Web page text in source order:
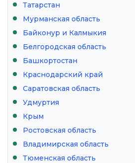
Татарстан
Мурманская область
Байконур и Калмыкия
Белгородская область
Башкортостан
Краснодарский край
Саратовская область
Удмуртия
Крым
Ростовская область
Владимирская область
Тюменская область